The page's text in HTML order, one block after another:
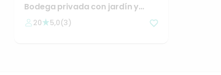
Bodega privada con jardíny
zona
chill-out
20 5,0(3)